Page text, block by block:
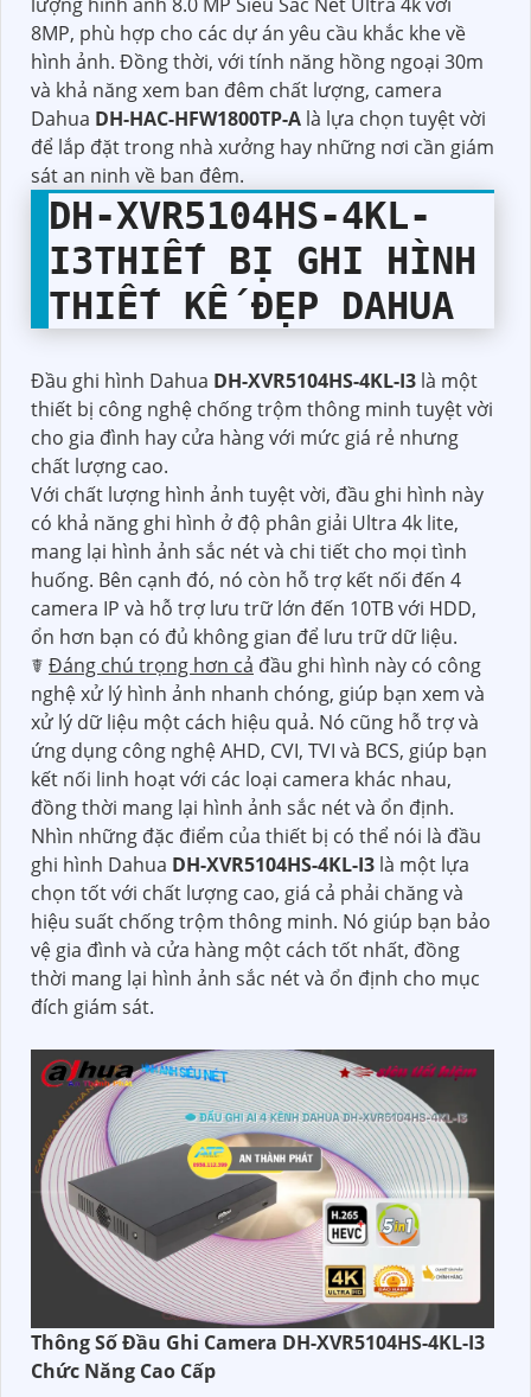
8MP, phù hợp cho các dự án yêu cầu khắc khe về
hình ảnh. Đồng thời, với tính năng hồng ngoại 30m
và khả năng xem ban đêm chất lượng, camera
Dahua DH-HAC-HFW1800TP-A là lựa chọn tuyệt vời
để lắp đặt trong nhà xưởng hay những nơi cần giám
sát an ninh về ban đêm.
DH-XVR5104HS-4KL-
I3THIẾT BỊ GHI HÌNH
THIẾT KẾ ĐẸP DAHUA
Đầu ghi hình Dahua DH-XVR5104HS-4KL-I3 là một
thiết bị công nghệ chống trộm thông minh tuyệt vời
cho gia đình hay cửa hàng với mức giá rẻ nhưng
chất lượng cao.
Với chất lượng hình ảnh tuyệt vời, đầu ghi hình này
có khả năng ghi hình ở độ phân giải Ultra 4k lite,
mang lại hình ảnh sắc nét và chi tiết cho mọi tình
huống. Bên cạnh đó, nó còn hỗ trợ kết nối đến 4
camera IP và hỗ trợ lưu trữ lớn đến 10TB với HDD,
ổn hơn bạn có đủ không gian để lưu trữ dữ liệu.
☤ Đáng chú trọng hơn cả đầu ghi hình này có công
nghệ xử lý hình ảnh nhanh chóng, giúp bạn xem và
xử lý dữ liệu một cách hiệu quả. Nó cũng hỗ trợ và
ứng dụng công nghệ AHD, CVI, TVI và BCS, giúp bạn
kết nối linh hoạt với các loại camera khác nhau,
đồng thời mang lại hình ảnh sắc nét và ổn định.
Nhìn những đặc điểm của thiết bị có thể nói là đầu
ghi hình Dahua DH-XVR5104HS-4KL-I3 là một lựa
chọn tốt với chất lượng cao, giá cả phải chăng và
hiệu suất chống trộm thông minh. Nó giúp bạn bảo
vệ gia đình và cửa hàng một cách tốt nhất, đồng
thời mang lại hình ảnh sắc nét và ổn định cho mục
đích giám sát.
Thông Số Đầu Ghi Camera DH-XVR5104HS-4KL-I3
Chức Năng Cao Cấp